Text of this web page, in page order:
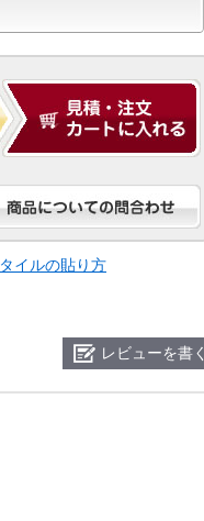
タイルの貼り方
レビューを書く